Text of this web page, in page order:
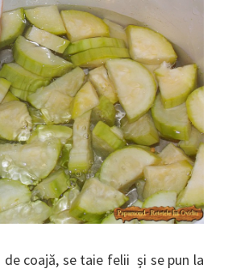
de coajă, se taie felii și se pun la